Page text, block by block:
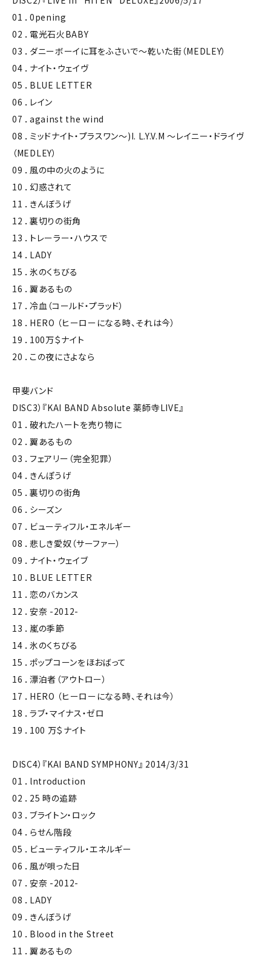
01 ．0pening
02 ．電光石火BABY
03 ．ダニーボーイに耳をふさいで～乾いた街（MEDLEY）
04 ．ナイト・ウェイヴ
05 ．BLUE LETTER
06 ．レイン
07 ．against the wind
08 ．ミッドナイト・プラスワン～)I. L.Y.V.M ～レイニー・ドライヴ
（MEDLEY）
09 ．風の中の火のように
10 ．幻惑されて
11 ．きんぼうげ
12 ．裏切りの街角
13 ．トレーラー・ハウスで
14 ．LADY
15 ．氷のくちびる
16 ．翼あるもの
17 ．冷血（コールド・プラッド）
18 ．HERO （ヒーローになる時、それは今）
19 ．100万＄ナイト
20 ．この夜にさよなら
甲斐バンド
DISC3）『KAI BAND Absolute 薬師寺LIVE』
01 ．破れたハートを売り物に
02 ．翼あるもの
03 ．フェアリー（完全犯罪）
04 ．きんぽうげ
05 ．裏切りの街角
06 ．シーズン
07 ．ビューティフル・エネルギー
08 ．悲しき愛奴（サーファー）
09 ．ナイト・ウェイブ
10 ．BLUE LETTER
11 ．恋のバカンス
12 ．安奈 -2012-
13 ．嵐の季節
14 ．氷のくちびる
15 ．ポップコーンをほおばって
16 ．漂泊者（アウトロー）
17 ．HERO （ヒーローになる時、それは今）
18 ．ラブ・マイナス・ゼロ
19 ．100 万＄ナイト
DISC4）『KAI BAND SYMPHONY』 2014/3/31
01 ．lntroduction
02 ．25 時の追跡
03 ．ブライトン・ロック
04 ．らせん階段
05 ．ビューティフル・エネルギー
06 ．風が唄った日
07 ．安奈 -2012-
08 ．LADY
09 ．きんぼうげ
10 ．Blood in the Street
11 ．翼あるもの